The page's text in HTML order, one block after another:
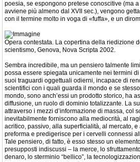
poesia, se espongono pretese conoscitive (ma
avviene più almeno dal XVII sec.), vengono
con il termine molto in voga di «fuffa», e un
Opera contestata. La copertina della riedizione
scientismo, Genova, Nova Scripta 2002.
Sembra incredibile, ma un pensiero talmente
possa essere spiegata unicamente nei termini
suoi traguardi oggettuali odierni, incapace di
scientifici con i quali guarda il mondo e se
mondo, sono anch’essi un prodotto storico, ha
diffusione, un ruolo di dominio totalizzante. La
attraverso i mezzi d’informazione di massa, col
inevitabilmente forniscono alla mediocrità, al
acritico, passivo, alla superficialità, al mercato, e
preforma e predigerisce per i cervelli connessi
Tale pensiero, di fatto, è esso stesso un
presupposti indiscussi – la merce, lo
denaro, lo sterminio “bellico”, la